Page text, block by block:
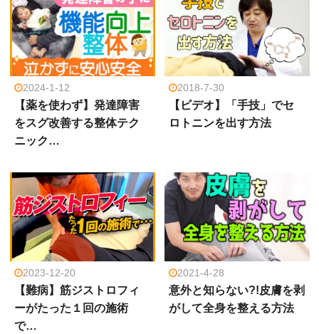
2024-1-12
【薬を使わず】発達障害
をスグ改善する整体テク
ニック…
2018-7-30
【ビデオ】「手技」でセ
ロトニンを出す方法
2023-12-20
【難病】筋ジストロフィ
ーがたった１回の施術
で…
2021-4-28
意外と知らない?!皮膚を剥
がして全身を整える方法